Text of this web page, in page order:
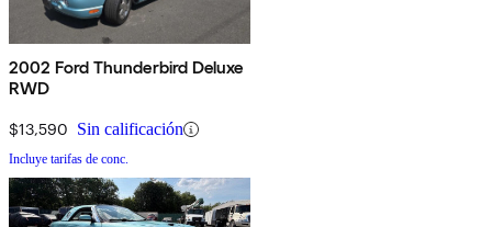
2002 Ford Thunderbird Deluxe
RWD
$13,590 Sin calificación
Incluye tarifas de conc.